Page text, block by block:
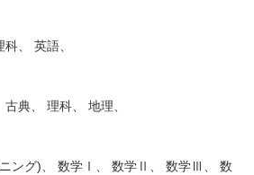
、 英語、
典、 理科、 地理、
ング)、 数学Ⅰ、 数学Ⅱ、 数学Ⅲ、 数